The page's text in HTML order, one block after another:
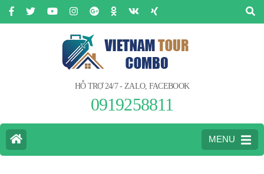
HỖ TRỢ 24/7 - ZALO, FACEBOOK
0919258811
MENU